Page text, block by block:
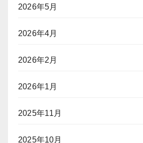
2026年5月
2026年4月
2026年2月
2026年1月
2025年11月
2025年10月